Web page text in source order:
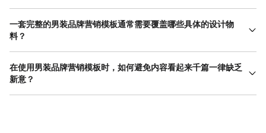
初创品牌资源有限，建议从最核心、最高频的使用场景入手，通常
是从社交媒体（如小红书方形海报、抖音竖版视频封面）和电商主
图开始。首先，务必明确你的品牌定位是街头潮流、商务休闲还是
础。接着，可以收集3-5个你欣赏的同风格品牌或设计作品作为参
考，分析其构图和排版特点。最后，针对每个选定场景，设计1-2个
一套完整的男装品牌营销模板通常需要覆盖哪些具体的设计物
料？
一套相对完整的男装品牌营销模板体系，应覆盖线上线下的主要触
点和不同内容类型。线上部分主要包括：社交媒体矩阵（ 微信朋友
圈 海报、公众号封面、小红书笔记封面、微博头图及活动海报、抖
在使用男装品牌营销模板时，如何避免内容看起来千篇一律缺乏
新意？
模板是为了保证效率和统一性，而非扼杀创意。避免千篇一律的关